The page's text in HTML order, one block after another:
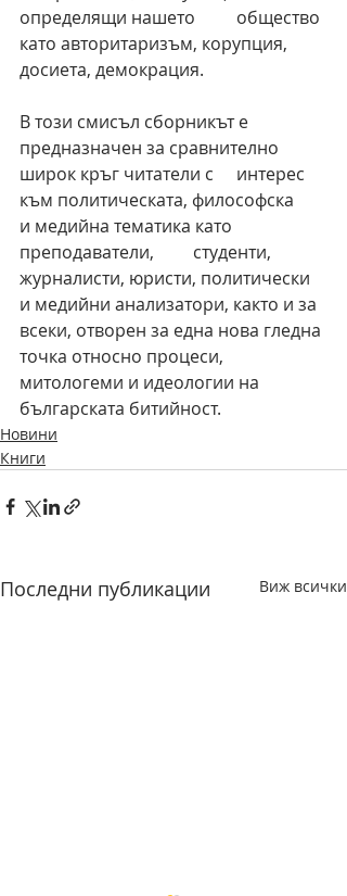
определящи нашето 	общество
като авторитаризъм, корупция,
досиета, демокрация.
В този смисъл сборникът е
предназначен за сравнително
широк кръг читатели с 	интерес
към политическата, философска
и медийна тематика като
преподаватели, 	студенти,
журналисти, юристи, политически
и медийни анализатори, както и за
всеки, отворен за една нова гледна
точка относно процеси,
митологеми и идеологии на
българската битийност.
Новини
Книги
Последни публикации Виж всички